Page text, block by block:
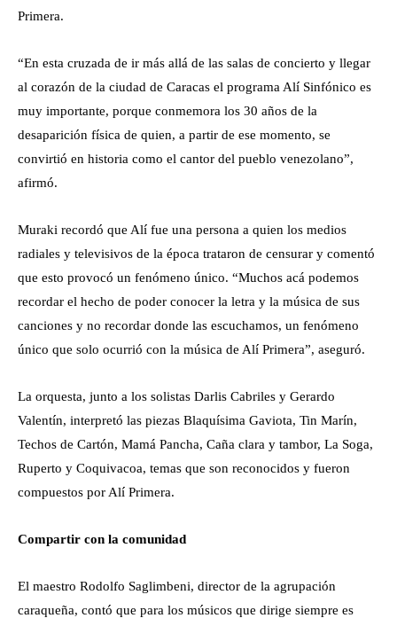
Primera.
“En esta cruzada de ir más allá de las salas de concierto y llegar
al corazón de la ciudad de Caracas el programa Alí Sinfónico es
muy importante, porque conmemora los 30 años de la
desaparición física de quien, a partir de ese momento, se
convirtió en historia como el cantor del pueblo venezolano”,
afirmó.
Muraki recordó que Alí fue una persona a quien los medios
radiales y televisivos de la época trataron de censurar y comentó
que esto provocó un fenómeno único. “Muchos acá podemos
recordar el hecho de poder conocer la letra y la música de sus
canciones y no recordar donde las escuchamos, un fenómeno
único que solo ocurrió con la música de Alí Primera”, aseguró.
La orquesta, junto a los solistas Darlis Cabriles y Gerardo
Valentín, interpretó las piezas Blaquísima Gaviota, Tin Marín,
Techos de Cartón, Mamá Pancha, Caña clara y tambor, La Soga,
Ruperto y Coquivacoa, temas que son reconocidos y fueron
compuestos por Alí Primera.
Compartir con la comunidad
El maestro Rodolfo Saglimbeni, director de la agrupación
caraqueña, contó que para los músicos que dirige siempre es